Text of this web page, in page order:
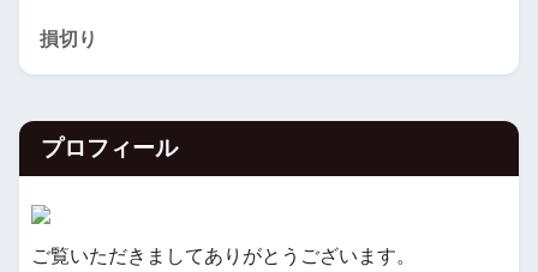
損切り
プロフィール
ご覧いただきましてありがとうございます。